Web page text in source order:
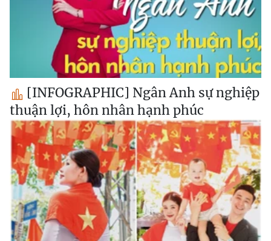
[INFOGRAPHIC] Ngân Anh sự nghiệp
thuận lợi, hôn nhân hạnh phúc